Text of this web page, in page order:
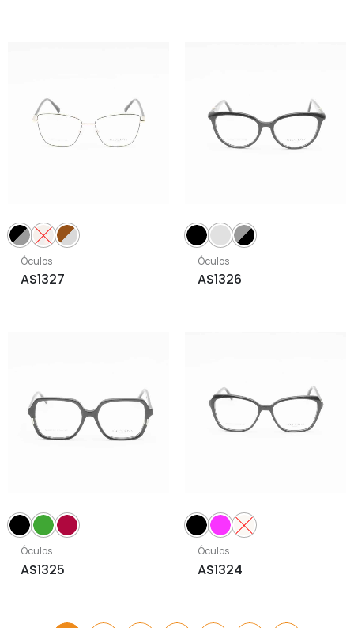
Óculos
AS1327
Óculos
AS1326
Óculos
AS1325
Óculos
AS1324